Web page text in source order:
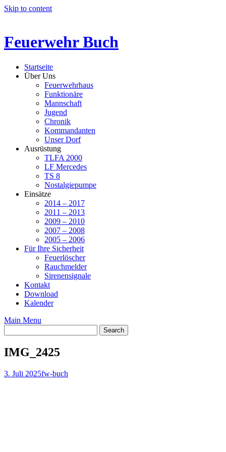
Skip to content
Feuerwehr Buch
Startseite
Über Uns
Feuerwehrhaus
Funktionäre
Mannschaft
Jugend
Chronik
Kommandanten
Unser Dorf
Ausrüstung
TLFA 2000
LF Mercedes
TS 8
Nostalgiepumpe
Einsätze
2014 – 2017
2011 – 2013
2009 – 2010
2007 – 2008
2005 – 2006
Für Ihre Sicherheit
Feuerlöscher
Rauchmelder
Sirenensignale
Kontakt
Download
Kalender
Main Menu
IMG_2425
3. Juli 2025fw-buch